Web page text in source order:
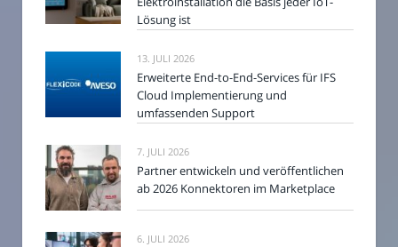
Lösung ist
13. JULI 2026
Erweiterte End-to-End-Services für IFS
Cloud Implementierung und
umfassenden Support
7. JULI 2026
Partner entwickeln und veröffentlichen
ab 2026 Konnektoren im Marketplace
6. JULI 2026